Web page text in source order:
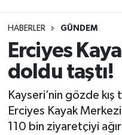
HABERLER GÜNDEM
Erciyes
doldu taştı!
Kayseri’nin gözde
Erciyes Kayak
110 bin ziyaretçiyi
Dünya
Eğitim
Ekonomi
Genel
Namaz Vakitleri
Trafik Durumu
Süper Lig Puan
Tüm Manşetler